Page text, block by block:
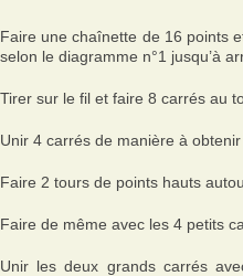
Faire une chaînette de 16 points
selon le diagramme n°1 jusqu’à
Tirer sur le fil et faire 8 carrés au
Unir 4 carrés de manière à obtenir
Faire 2 tours de points hauts
Faire de même avec les 4 petits
Unir les deux grands carrés